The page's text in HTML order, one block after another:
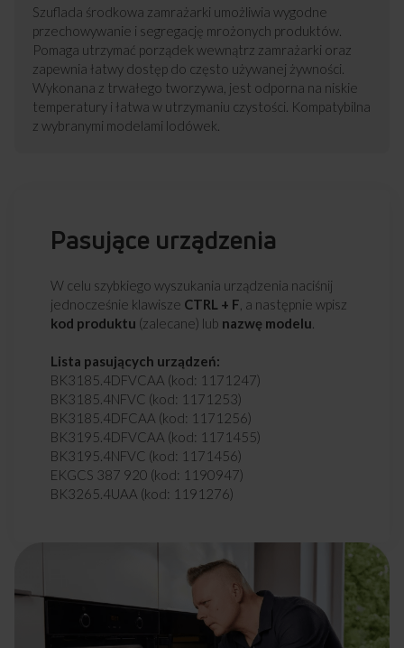
Szuflada środkowa zamrażarki umożliwia wygodne
przechowywanie i segregację mrożonych produktów.
Pomaga utrzymać porządek wewnątrz zamrażarki oraz
zapewnia łatwy dostęp do często używanej żywności.
Wykonana z trwałego tworzywa, jest odporna na niskie
temperatury i łatwa w utrzymaniu czystości. Kompatybilna
z wybranymi modelami lodówek.
Pasujące urządzenia
W celu szybkiego wyszukania urządzenia naciśnij
jednocześnie klawisze CTRL + F , a następnie wpisz
kod produktu (zalecane) lub nazwę modelu
Lista pasujących urządzeń:
BK3185.4DFVCAA (kod: 1171247)
BK3185.4NFVC (kod: 1171253)
BK3185.4DFCAA (kod: 1171256)
BK3195.4DFVCAA (kod: 1171455)
BK3195.4NFVC (kod: 1171456)
EKGCS 387 920 (kod: 1190947)
BK3265.4UAA (kod: 1191276)
BK3205.8i(E)STUDIO (kod: 1195245)
BK3265.4UiAA (kod: 1195246)